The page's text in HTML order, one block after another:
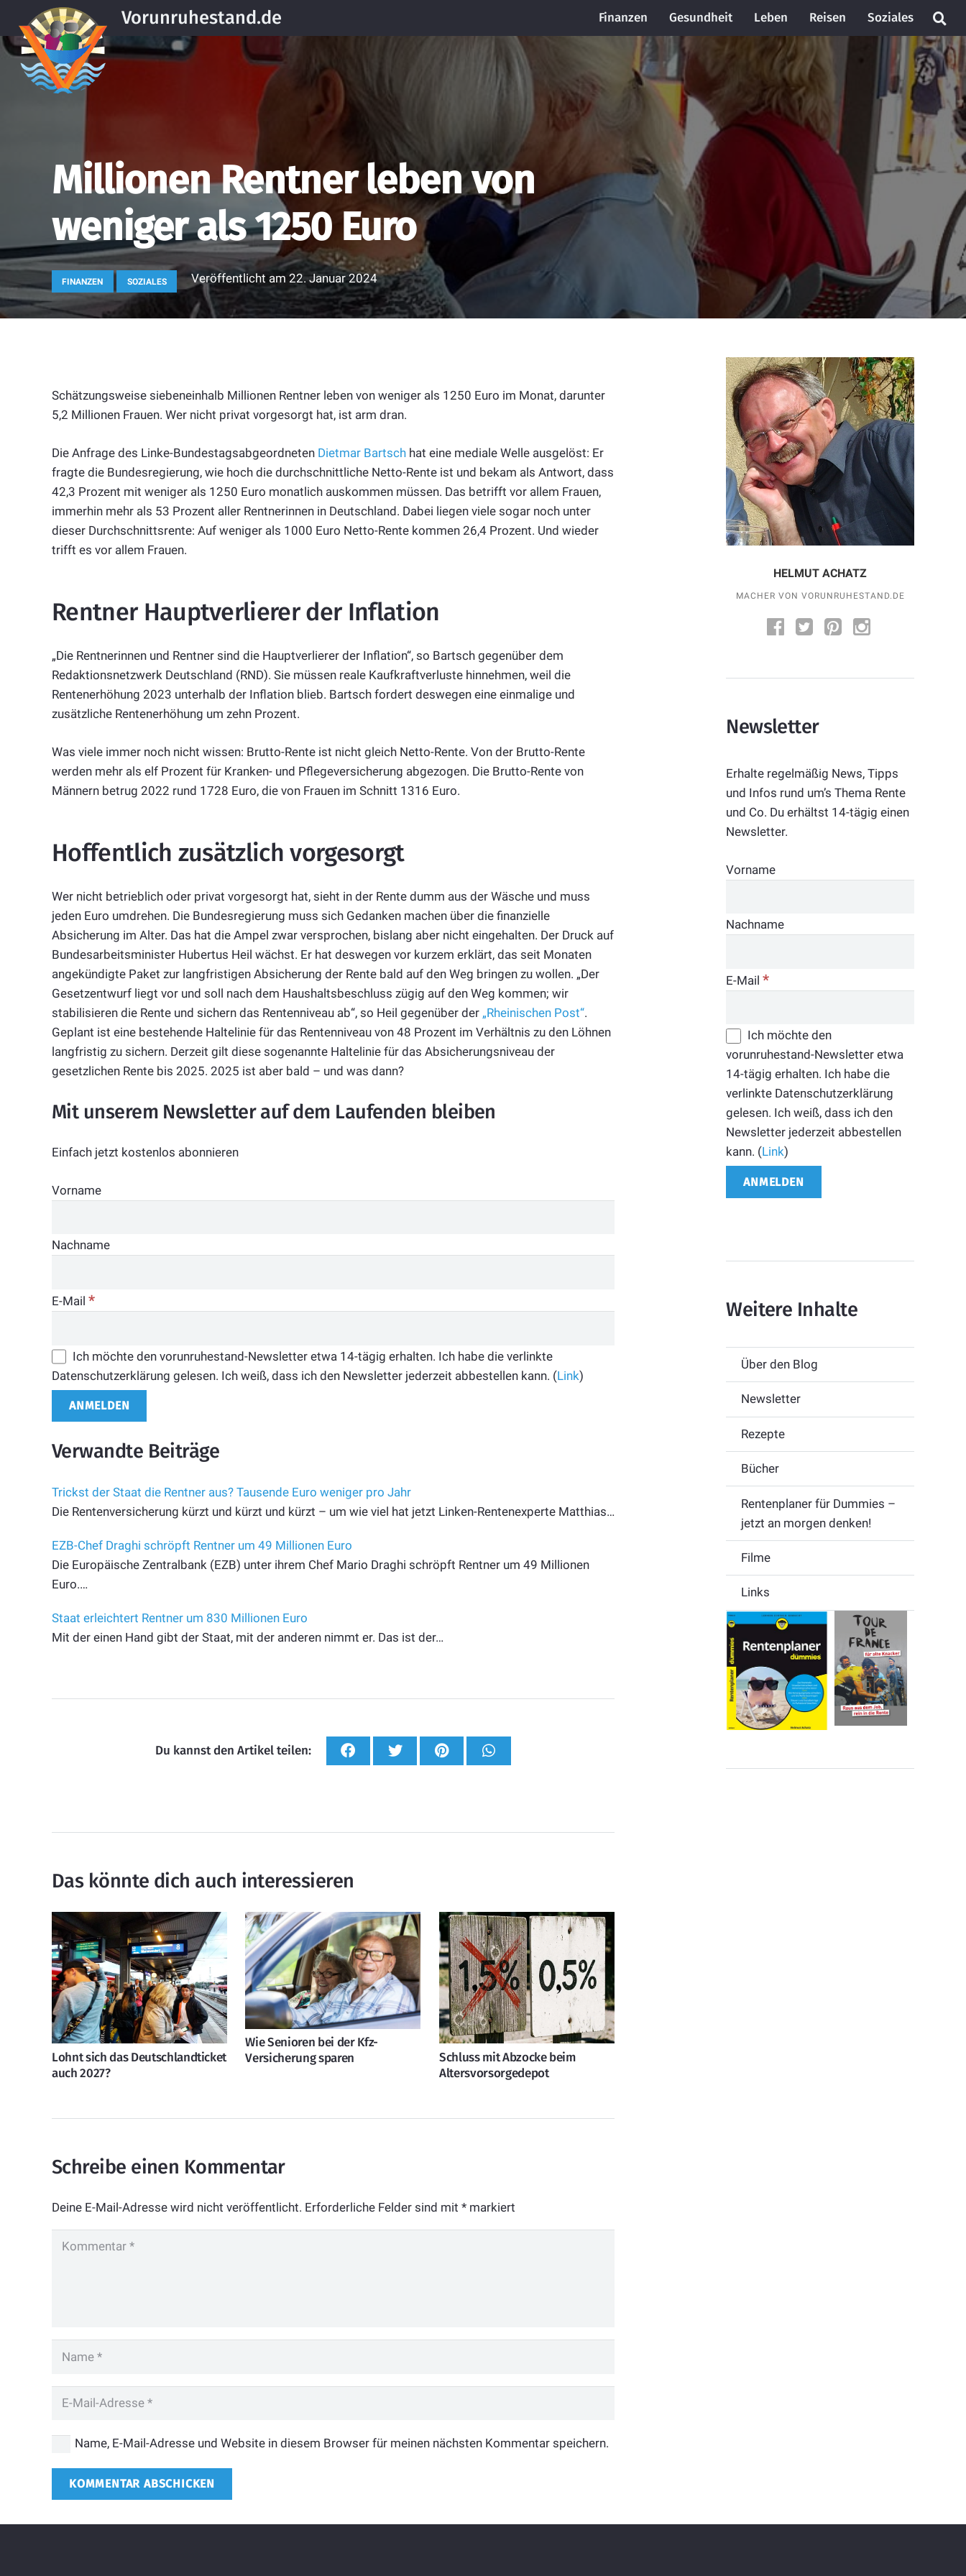
Vorunruhestand.de Finanzen Gesundheit Leben Reisen Soziales
Millionen Rentner leben von
weniger als 1250 Euro
FINANZEN SOZIALES Veröffentlicht am22. Januar 2024
Schätzungsweise siebeneinhalb Millionen Rentner leben von weniger als 1250 Euro im Monat, darunter
5,2 Millionen Frauen. Wer nicht privat vorgesorgt hat, ist arm dran.
Die Anfrage des Linke-Bundestagsabgeordneten Dietmar Bartsch hat eine mediale Welle ausgelöst: Er
fragte die Bundesregierung, wie hoch die durchschnittliche Netto-Rente ist und bekam als Antwort, dass
42,3 Prozent mit weniger als 1250 Euro monatlich auskommen müssen. Das betrifft vor allem Frauen,
immerhin mehr als 53 Prozent aller Rentnerinnen in Deutschland. Dabei liegen viele sogar noch unter
dieser Durchschnittsrente: Auf weniger als 1000 Euro Netto-Rente kommen 26,4 Prozent. Und wieder
trifft es vor allem Frauen.
Rentner Hauptverlierer der Inflation
„Die Rentnerinnen und Rentner sind die Hauptverlierer der Inflation“, so Bartsch gegenüber dem
Redaktionsnetzwerk Deutschland (RND). Sie müssen reale Kaufkraftverluste hinnehmen, weil die
Rentenerhöhung 2023 unterhalb der Inflation blieb. Bartsch fordert deswegen eine einmalige und
zusätzliche Rentenerhöhung um zehn Prozent.
Was viele immer noch nicht wissen: Brutto-Rente ist nicht gleich Netto-Rente. Von der Brutto-Rente
werden mehr als elf Prozent für Kranken- und Pflegeversicherung abgezogen. Die Brutto-Rente von
Männern betrug 2022 rund 1728 Euro, die von Frauen im Schnitt 1316 Euro.
Hoffentlich zusätzlich vorgesorgt
Wer nicht betrieblich oder privat vorgesorgt hat, sieht in der Rente dumm aus der Wäsche und muss
jeden Euro umdrehen. Die Bundesregierung muss sich Gedanken machen über die finanzielle
Absicherung im Alter. Das hat die Ampel zwar versprochen, bislang aber nicht eingehalten. Der Druck auf
Bundesarbeitsminister Hubertus Heil wächst. Er hat deswegen vor kurzem erklärt, das seit Monaten
angekündigte Paket zur langfristigen Absicherung der Rente bald auf den Weg bringen zu wollen. „Der
Gesetzentwurf liegt vor und soll nach dem Haushaltsbeschluss zügig auf den Weg kommen; wir
stabilisieren die Rente und sichern das Rentenniveau ab“, so Heil gegenüber der „Rheinischen Post“.
Geplant ist eine bestehende Haltelinie für das Rentenniveau von 48 Prozent im Verhältnis zu den Löhnen
langfristig zu sichern. Derzeit gilt diese sogenannte Haltelinie für das Absicherungsniveau der
gesetzlichen Rente bis 2025. 2025 ist aber bald – und was dann?
Mit unserem Newsletter auf dem Laufenden bleiben
Einfach jetzt kostenlos abonnieren
Vorname
Nachname
E-Mail *
Ich möchte den vorunruhestand-Newsletter etwa 14-tägig erhalten. Ich habe die verlinkte
Datenschutzerklärung gelesen. Ich weiß, dass ich den Newsletter jederzeit abbestellen kann. (Link)
Verwandte Beiträge
Trickst der Staat die Rentner aus? Tausende Euro weniger pro Jahr
Die Rentenversicherung kürzt und kürzt und kürzt – um wie viel hat jetzt Linken-Rentenexperte Matthias…
EZB-Chef Draghi schröpft Rentner um 49 Millionen Euro
Die Europäische Zentralbank (EZB) unter ihrem Chef Mario Draghi schröpft Rentner um 49 Millionen
Euro.…
Staat erleichtert Rentner um 830 Millionen Euro
Mit der einen Hand gibt der Staat, mit der anderen nimmt er. Das ist der…
Du kannst den Artikel teilen:
Das könnte dich auch interessieren
Lohnt sich das Deutschlandticket
auch 2027?
Wie Senioren bei der Kfz-
Versicherung sparen
Schluss mit Abzocke beim
Altersvorsorgedepot
Schreibe einen Kommentar
Deine E-Mail-Adresse wird nicht veröffentlicht. Erforderliche Felder sind mit * markiert
Name, E-Mail-Adresse und Website in diesem Browser für meinen nächsten Kommentar speichern.
KOMMENTAR ABSCHICKEN
HELMUT ACHATZ
MACHER VON VORUNRUHESTAND.DE
Newsletter
Erhalte regelmäßig News, Tipps
und Infos rund um’s Thema Rente
und Co. Du erhältst 14-tägig einen
Newsletter.
Vorname
Nachname
E-Mail*
Ich möchte den
vorunruhestand-Newsletter etwa
14-tägig erhalten. Ich habe die
verlinkte Datenschutzerklärung
gelesen. Ich weiß, dass ich den
Newsletter jederzeit abbestellen
kann. (Link)
Weitere Inhalte
Über den Blog
Newsletter
Rezepte
Bücher
Rentenplaner für Dummies –
jetzt an morgen denken!
Filme
Links